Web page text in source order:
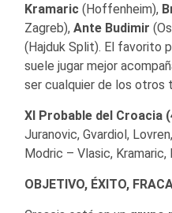
Kramaric (Hoffenheim),
Zagreb), Ante Budimir
(Hajduk Split). El favorito
suele jugar mejor
ser cualquier de los otros
XI Probable del Croacia
Juranovic, Gvardiol,
Modric – Vlasic, Kramaric,
OBJETIVO, ÉXITO,